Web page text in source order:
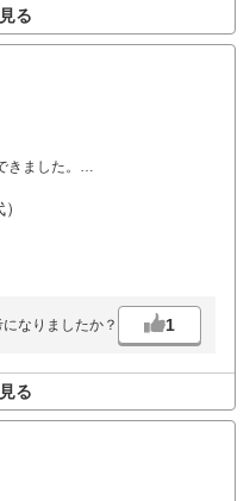
る
ました。
いと評判です。
なりましたか？ 1
る